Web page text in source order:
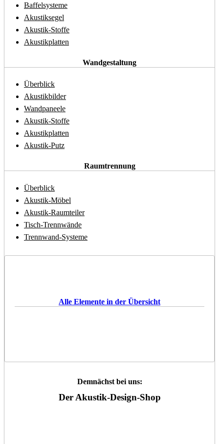
Baffelsysteme
Akustiksegel
Akustik-Stoffe
Akustikplatten
Wandgestaltung
Überblick
Akustikbilder
Wandpaneele
Akustik-Stoffe
Akustikplatten
Akustik-Putz
Raumtrennung
Überblick
Akustik-Möbel
Akustik-Raumteiler
Tisch-Trennwände
Trennwand-Systeme
Alle Elemente in der Übersicht
Demnächst bei uns:
Der Akustik-Design-Shop